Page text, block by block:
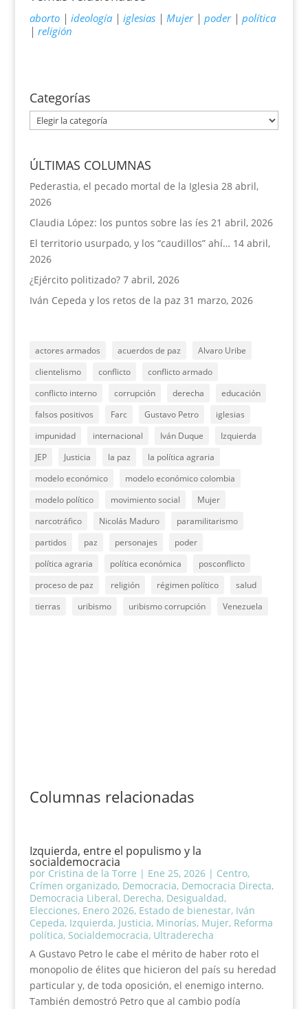
aborto| ideología| iglesias| Mujer| poder| política
| religión
Categorías
Categorías
ÚLTIMAS COLUMNAS
Pederastia, el pecado mortal de la Iglesia 28 abril,
2026
Claudia López: los puntos sobre las íes 21 abril, 2026
El territorio usurpado, y los “caudillos” ahí… 14 abril,
2026
¿Ejército politizado? 7 abril, 2026
Iván Cepeda y los retos de la paz 31 marzo, 2026
actores armados acuerdos de paz
Alvaro Uribe
clientelismo
conflicto
conflicto armado
conflicto interno
corrupción derecha
educación
falsos positivos
Farc Gustavo Petro
iglesias
impunidad
internacional Iván Duque
Izquierda
JEP
Justicia la paz
la política agraria
modelo económico
modelo económico colombia
modelo político
movimiento social
Mujer
narcotráfico
Nicolás Maduro
paramilitarismo
partidos
paz personajes
poder
política agraria
política económica
posconflicto
proceso de paz
religión régimen político
salud
tierras
uribismo uribismo corrupción Venezuela
Columnas relacionadas
Izquierda, entre el populismo y la
socialdemocracia
por Cristina de la Torre | Ene 25, 2026| Centro,
Crímen organizado, Democracia, Democracia Directa,
Democracia Liberal, Derecha, Desigualdad,
Elecciones, Enero 2026, Estado de bienestar, Iván
Cepeda, Izquierda, Justicia, Minorías, Mujer, Reforma
política, Socialdemocracia, Ultraderecha
A Gustavo Petro le cabe el mérito de haber roto el
monopolio de élites que hicieron del país su heredad
particular y, de toda oposición, el enemigo interno.
También demostró Petro que al cambio podía